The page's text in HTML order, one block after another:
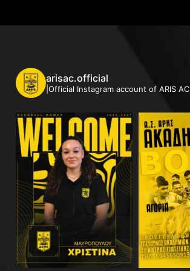
arisac.official
|Official Instagram account of ARIS AC|